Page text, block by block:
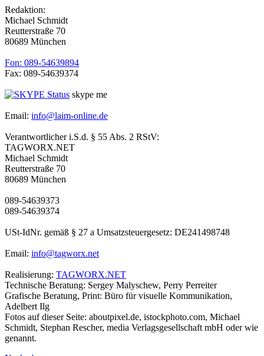
Redaktion:
Michael Schmidt
Reutterstraße 70
80689 München
Fon: 089-54639894
Fax: 089-54639374
skype me
Email: info@laim-online.de
Verantwortlicher i.S.d. § 55 Abs. 2 RStV:
TAGWORX.NET
Michael Schmidt
Reutterstraße 70
80689 München
089-54639373
089-54639374
USt-IdNr. gemäß § 27 a Umsatzsteuergesetz: DE241498748
Email: info@tagworx.net
Realisierung: TAGWORX.NET
Technische Beratung: Sergey Malyschew, Perry Perreiter
Grafische Beratung, Print: Büro für visuelle Kommunikation,
Adelbert Ilg
Fotos auf dieser Seite: aboutpixel.de, istockphoto.com, Michael
Schmidt, Stephan Rescher, media Verlagsgesellschaft mbH oder wie
genannt.